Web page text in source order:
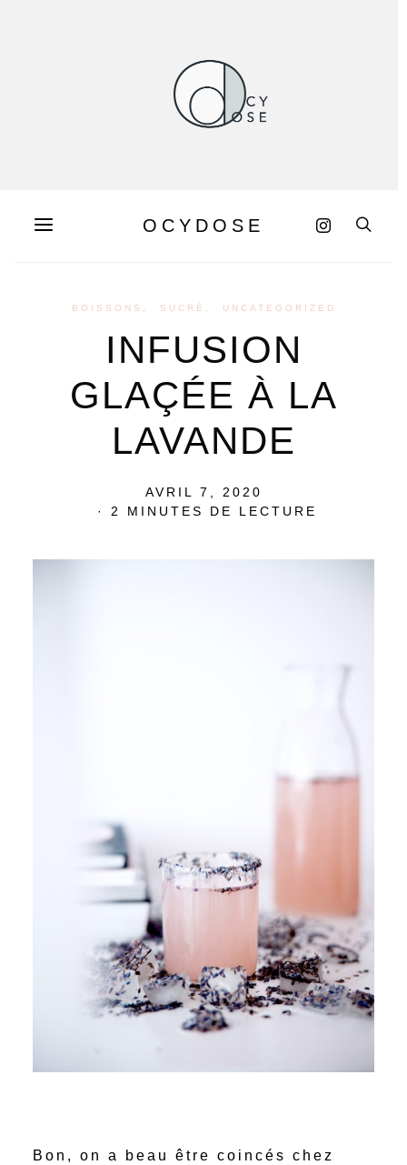
OCYDOSE
BOISSONS SUCRÉ UNCATEGORIZED
INFUSION
GLAÇÉE À LA
LAVANDE
POSTED
ON
AVRIL 7, 2020
2 MINUTES DE LECTURE
Bon, on a beau être coincés chez